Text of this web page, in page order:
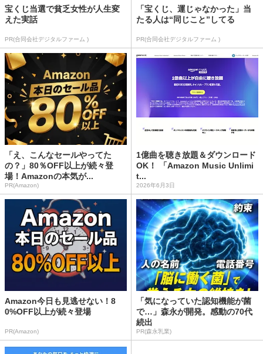
宝くじ当選で貧乏女性が人生変
えた実話
PR(合同会社デジタルファーム )
「宝くじ、運じゃなかった」当
たる人は“同じこと”してる
PR(合同会社デジタルファーム )
「え、こんなセールやってた
の？」80％OFF以上が続々登
場！Amazonの本気が...
PR(Amazon)
1億曲を聴き放題＆ダウンロード
OK！ 「Amazon Music Unlimi
t...
2026年6月3日
Amazon今日も見逃せない！8
0%OFF以上が続々登場
PR(Amazon)
「気になっていた認知機能が菌
で…」森永が開発。感動の70代
続出
PR(森永乳業)